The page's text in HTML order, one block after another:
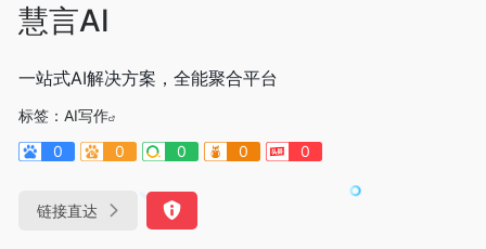
慧言AI
一站式AI解决方案，全能聚合平台
标签： AI写作
0
0 0 0 0
链接直达